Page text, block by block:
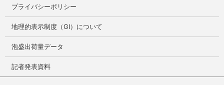
プライバシーポリシー
地理的表示制度（GI）について
泡盛出荷量データ
記者発表資料